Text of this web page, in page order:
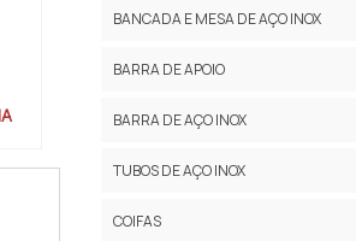
BANCADA E MESA DE AÇO INOX
BARRA DE APOIO
BARRA DE AÇO INOX
TUBOS DE AÇO INOX
COIFAS